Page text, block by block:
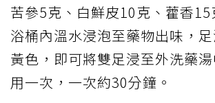
苦參5克、白鮮皮10克、藿香15
浴桶內溫水浸泡至藥物出味，
黃色，即可將雙足浸至外洗藥
用一次，一次約30分鐘。